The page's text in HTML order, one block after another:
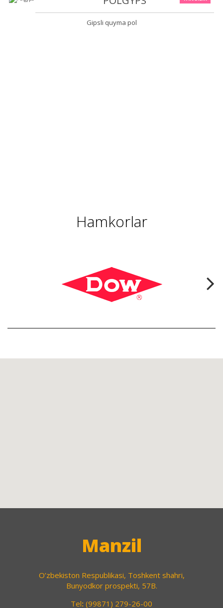
Gipsli quyma pol
Hamkorlar
Manzil
O’zbekiston Respublikasi, Toshkent shahri,
Bunyodkor prospekti, 57B.
Tel: (99871) 279-26-00